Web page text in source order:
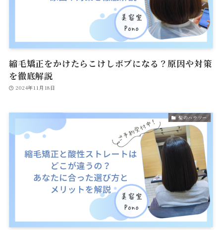
縮毛矯正をかけたらこけしボブになる？原因や対策
を徹底解説
2024年11月18日
髪のハウツー